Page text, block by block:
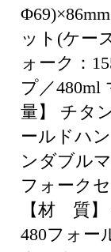
ット(ケー
ォーク：
プ／
量】 チタ
ールドハ
ンダブル
フォーク
【材 質
480フォー